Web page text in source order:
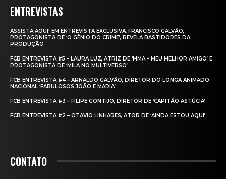
ENTREVISTAS
ASSISTA AQUI! EM ENTREVISTA EXCLUSIVA, FRANCISCO GALVÃO,
PROTAGONISTA DE ‘O GÊNIO DO CRIME’, REVELA BASTIDORES DA
PRODUÇÃO
FCB ENTREVISTA #5 – LAURA LUZ, ATRIZ DE ‘MMA – MEU MELHOR AMIGO’ E
PROTAGONISTA DE ‘MILA NO MULTIVERSO’
FCB ENTREVISTA #4 – ARNALDO GALVÃO, DIRETOR DO LONGA ANIMADO
NACIONAL ‘FABULOSOS JOÃO E MARIA’
FCB ENTREVISTA #3 – FILIPE GONTIJO, DIRETOR DE ‘CAPITÃO ASTÚCIA’
FCB ENTREVISTA #2 – OTAVIO LINHARES, ATOR DE ‘AINDA ESTOU AQUI’
CONTATO